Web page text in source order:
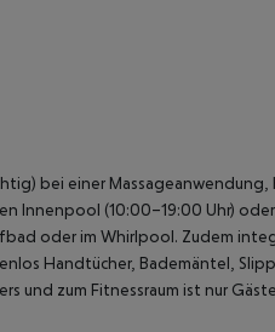
bei einer
(10:00–19:00 Uhr) oder
oder im Whirlpool. Zudem
Handtücher, Bademäntel,
und zum Fitnessraum ist nur